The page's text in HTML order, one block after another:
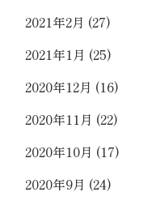
2021年2月 (27)
2021年1月 (25)
2020年12月 (16)
2020年11月 (22)
2020年10月 (17)
2020年9月 (24)